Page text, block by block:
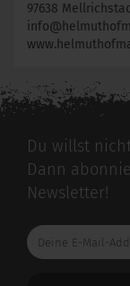
97638
Du willst
Dann
Newsletter!
Deine
E-